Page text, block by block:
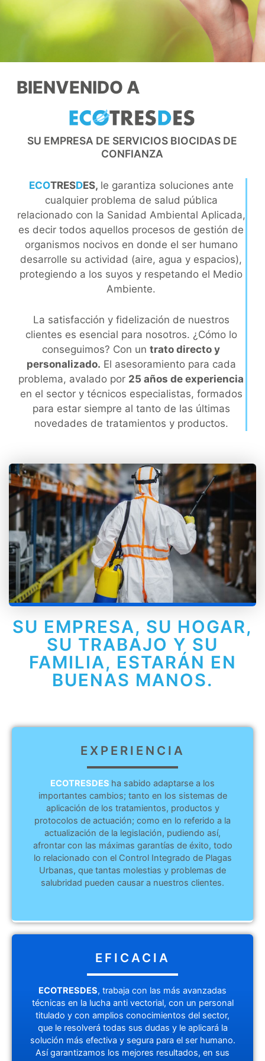
BIENVENIDO A
SU EMPRESA DE SERVICIOS BIOCIDAS DE
CONFIANZA
ECOTRESDES, le garantiza soluciones ante
cualquier problema de salud pública
relacionado con la Sanidad Ambiental Aplicada,
es decir todos aquellos procesos de gestión de
organismos nocivos en donde el ser humano
desarrolle su actividad (aire, agua y espacios),
protegiendo a los suyos y respetando el Medio
Ambiente.
La satisfacción y fidelización de nuestros
clientes es esencial para nosotros. ¿Cómo lo
conseguimos? Con un trato directo y
personalizado. El asesoramiento para cada
problema, avalado por 25 años de experiencia
en el sector y técnicos especialistas, formados
para estar siempre al tanto de las últimas
novedades de tratamientos y productos.
SU EMPRESA, SU HOGAR,
SU TRABAJO Y SU
FAMILIA, ESTARÁN EN
BUENAS MANOS.
EXPERIENCIA
ECOTRESDES ha sabido adaptarse a los
importantes cambios; tanto en los sistemas de
aplicación de los tratamientos, productos y
protocolos de actuación; como en lo referido a la
actualización de la legislación, pudiendo así,
afrontar con las máximas garantías de éxito, todo
lo relacionado con el Control Integrado de Plagas
Urbanas, que tantas molestias y problemas de
salubridad pueden causar a nuestros clientes.
EFICACIA
ECOTRESDES, trabaja con las más avanzadas
técnicas en la lucha anti vectorial, con un personal
titulado y con amplios conocimientos del sector,
que le resolverá todas sus dudas y le aplicará la
solución más efectiva y segura para el ser humano.
Así garantizamos los mejores resultados, en sus